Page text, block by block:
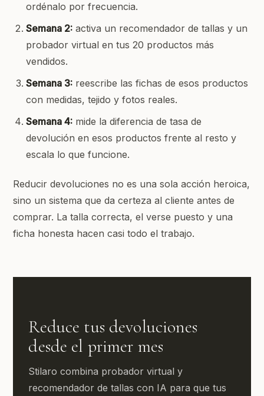
ordénalo por frecuencia.
Semana 2: activa un recomendador de tallas y un
probador virtual en tus 20 productos más
vendidos.
Semana 3: reescribe las fichas de esos productos
con medidas, tejido y fotos reales.
Semana 4: mide la diferencia de tasa de
devolución en esos productos frente al resto y
escala lo que funcione.
Reducir devoluciones no es una sola acción heroica,
sino un sistema que da certeza al cliente antes de
comprar. La talla correcta, el verse puesto y una
ficha honesta hacen casi todo el trabajo.
Reduce tus devoluciones
desde el primer mes
Stilaro combina probador virtual y
recomendador de tallas con IA para que tus